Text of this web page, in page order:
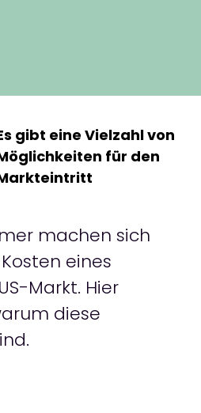
gibt eine Vielzahl von
für den
machen sich
eines
Markt. Hier
diese